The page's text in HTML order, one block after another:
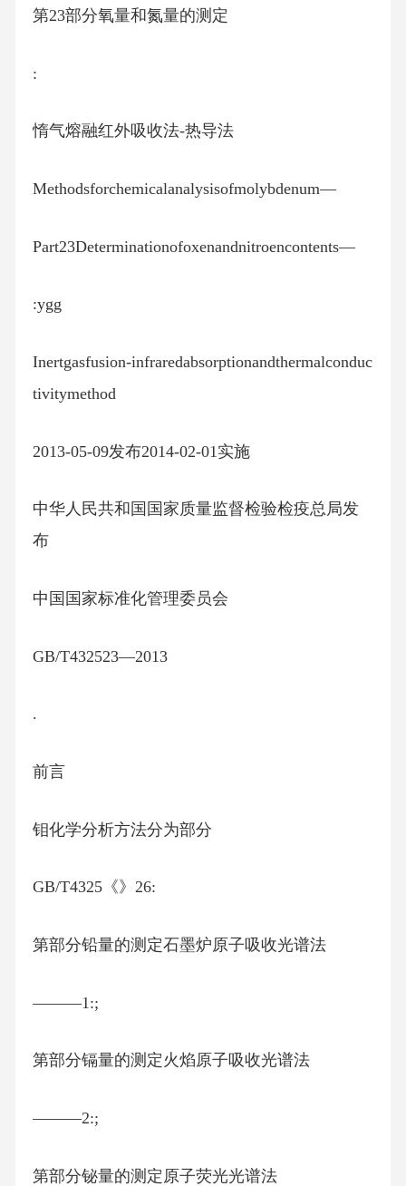
第23部分氧量和氮量的测定
:
惰气熔融红外吸收法-热导法
Methodsforchemicalanalysisofmolybdenum—
Part23Determinationofoxenandnitroencontents—
:ygg
Inertgasfusion-infraredabsorptionandthermalconduc
tivitymethod
2013-05-09发布2014-02-01实施
中华人民共和国国家质量监督检验检疫总局发
布
中国国家标准化管理委员会
GB/T432523—2013
.
前言
钼化学分析方法分为部分
GB/T4325《》26:
第部分铅量的测定石墨炉原子吸收光谱法
———1:;
第部分镉量的测定火焰原子吸收光谱法
———2:;
第部分铋量的测定原子荧光光谱法